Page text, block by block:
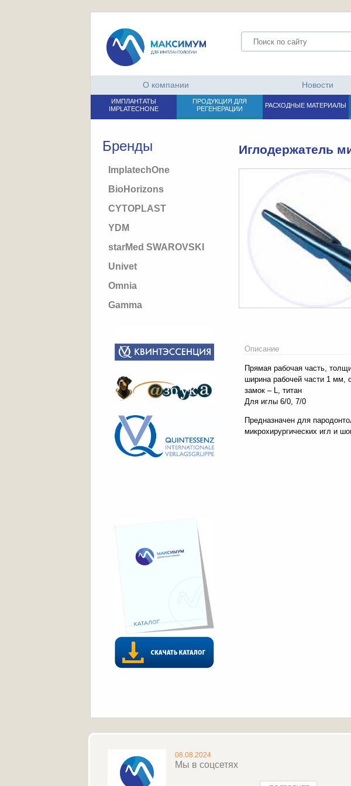
О компании Новости
ИМПЛАНТАТЫ
IMPLATECHONE
ПРОДУКЦИЯ ДЛЯ
РЕГЕНЕРАЦИИ
РАСХОДНЫЕ МАТЕРИАЛЫ
Бренды
ImplatechOne
BioHorizons
CYTOPLAST
YDM
starMed SWAROVSKI
Univet
Omnia
Gamma
Иглодержатель
Описание
Прямая рабочая часть,
ширина рабочей части 1 мм,
замок – L, титан
Для иглы 6/0, 7/0
Предназначен для
микрохирургических игл и
08.08.2024
Мы в соцсетях